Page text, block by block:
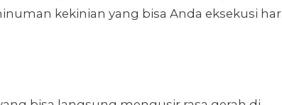
kekinian yang bisa Anda eksekusi